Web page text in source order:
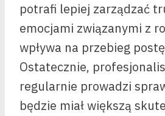
potrafi lepiej zarządzać
emocjami związanymi z
wpływa na przebieg
Ostatecznie,
regularnie prowadzi
będzie miał większą